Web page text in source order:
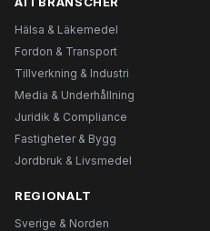
Hälsa & Läkemedel
Fordon & Transport
Tillverkning & Industri
Media & Underhållning
Juridik & Compliance
Fastigheter & Bygg
Jordbruk & Livsmedel
REGIONALT
Sverige & Norden